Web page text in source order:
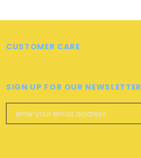
CUSTOMER CARE
SIGN UP FOR OUR NEWSLETTER